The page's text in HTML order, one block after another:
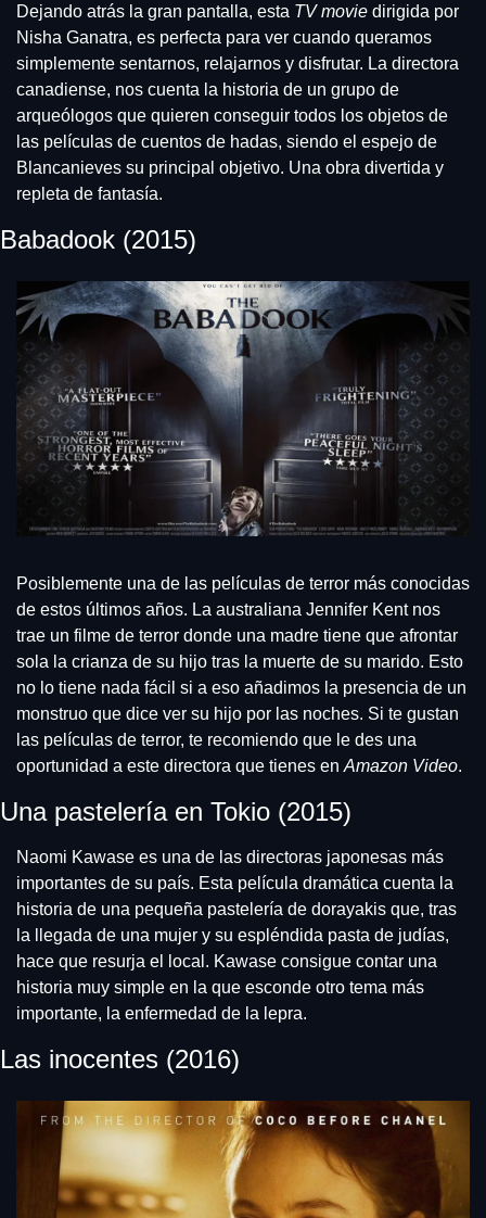
Dejando atrás la gran pantalla, esta TV movie dirigida por
Nisha Ganatra, es perfecta para ver cuando queramos
simplemente sentarnos, relajarnos y disfrutar. La directora
canadiense, nos cuenta la historia de un grupo de
arqueólogos que quieren conseguir todos los objetos de
las películas de cuentos de hadas, siendo el espejo de
Blancanieves su principal objetivo. Una obra divertida y
repleta de fantasía.
Babadook (2015)
Posiblemente una de las películas de terror más conocidas
de estos últimos años. La australiana Jennifer Kent nos
trae un filme de terror donde una madre tiene que afrontar
sola la crianza de su hijo tras la muerte de su marido. Esto
no lo tiene nada fácil si a eso añadimos la presencia de un
monstruo que dice ver su hijo por las noches. Si te gustan
las películas de terror, te recomiendo que le des una
oportunidad a este directora que tienes en Amazon Video.
Una pastelería en Tokio (2015)
Naomi Kawase es una de las directoras japonesas más
importantes de su país. Esta película dramática cuenta la
historia de una pequeña pastelería de dorayakis que, tras
la llegada de una mujer y su espléndida pasta de judías,
hace que resurja el local. Kawase consigue contar una
historia muy simple en la que esconde otro tema más
importante, la enfermedad de la lepra.
Las inocentes (2016)